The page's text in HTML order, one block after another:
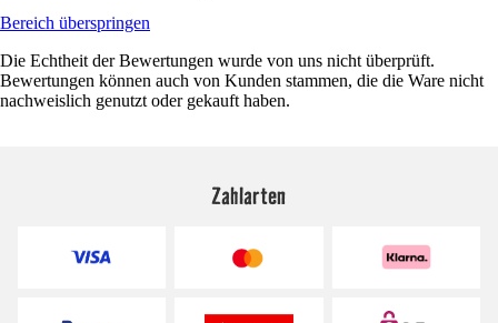
Bereich überspringen
Die Echtheit der Bewertungen wurde von uns nicht überprüft.
Bewertungen können auch von Kunden stammen, die die Ware nicht
nachweislich genutzt oder gekauft haben.
Zahlarten